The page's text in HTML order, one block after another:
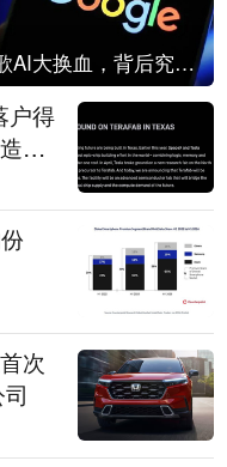
谷歌AI大换血，背后究竟发生了什么？
户得
带
次